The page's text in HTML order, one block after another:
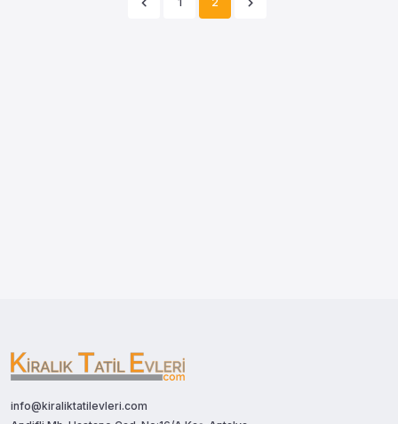
info@kiraliktatilevleri.com